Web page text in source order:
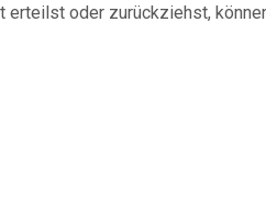
oder zurückziehst,